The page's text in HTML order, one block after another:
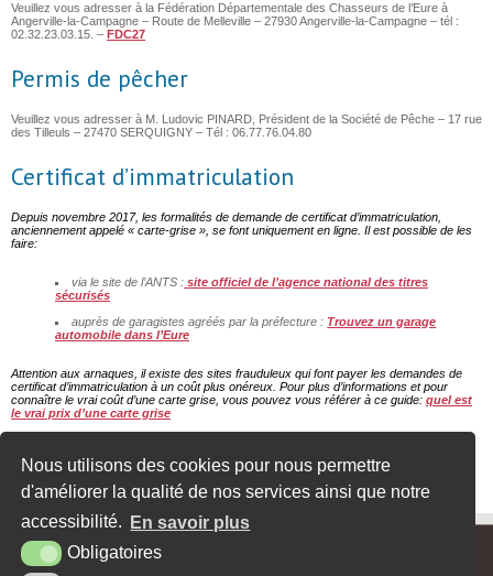
Nous utilisons des cookies pour nous permettre
d'améliorer la qualité de nos services ainsi que notre
accessibilité.
En savoir plus
Obligatoires
Veuillez vous adresser à la Fédération Départementale des Chasseurs de l’Eure à
Angerville-la-Campagne – Route de Melleville – 27930 Angerville-la-Campagne – tél :
02.32.23.03.15. – FDC27
Permis de pêcher
Veuillez vous adresser à M. Ludovic PINARD, Président de la Société de Pêche – 17 rue
des Tilleuls – 27470 SERQUIGNY – Tél : 06.77.76.04.80
Certificat d’immatriculation
Depuis novembre 2017, les formalités de demande de certificat d’immatriculation,
anciennement appelé « carte-grise », se font uniquement en ligne. Il est possible de les
faire:
via le site de l’ANTS : site officiel de l’agence national des titres
sécurisés
auprès de garagistes agréés par la préfecture : Trouvez un garage
automobile dans l’Eure
Attention aux arnaques, il existe des sites frauduleux qui font payer les demandes de
certificat d’immatriculation à un coût plus onéreux. Pour plus d’informations et pour
connaître le vrai coût d’une carte grise, vous pouvez vous référer à ce guide: quel est
le vrai prix d’une carte grise
MAIRIE - 62, RUE MAX CARPENTIER - 27470 SERQUIGNY